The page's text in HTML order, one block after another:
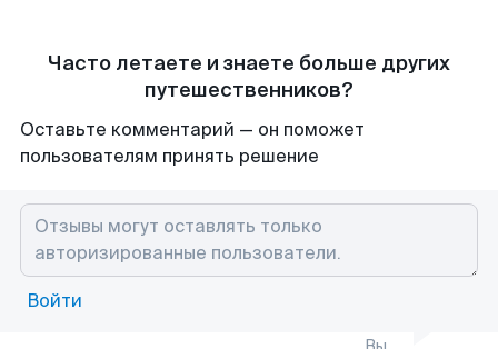
Часто летаете и знаете больше других
путешественников?
Оставьте комментарий — он поможет
пользователям принять решение
Войти